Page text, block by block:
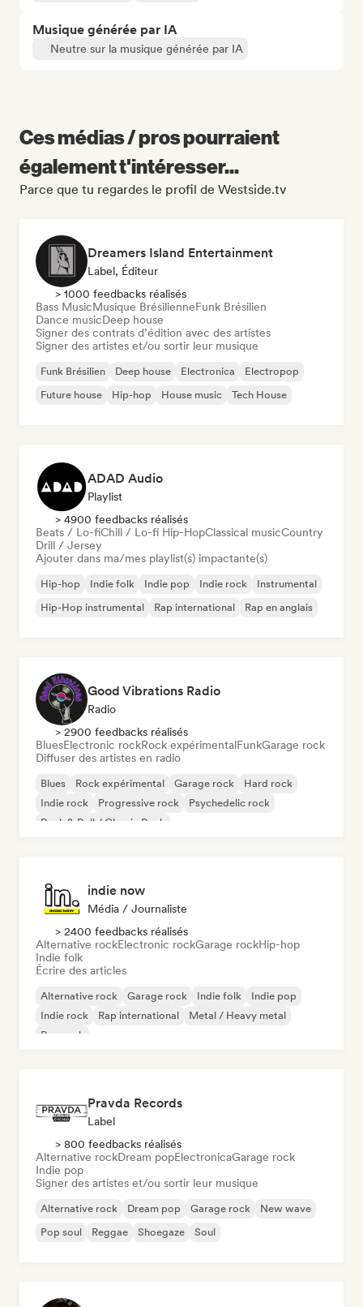
Musique générée par IA
Neutre sur la musique générée par IA
Ces médias / pros pourraient
également t'intéresser...
Parce que tu regardes le profil de Westside.tv
Dreamers Island Entertainment
Label, Éditeur
> 1000 feedbacks réalisés
Bass MusicMusique BrésilienneFunk Brésilien
Dance musicDeep house
Signer des contrats d’édition avec des artistes
Signer des artistes et/ou sortir leur musique
Funk Brésilien Deep house Electronica
Electropop
Future house
Hip-hop House music Tech House
ADAD Audio
Playlist
> 4900 feedbacks réalisés
Beats / Lo-fiChill / Lo-fi Hip-HopClassical musicCountry
Drill / Jersey
Ajouter dans ma/mes playlist(s) impactante(s)
Hip-hop Indie folk Indie pop Indie rock
Instrumental
Hip-Hop instrumental
Rap international Rap en anglais
Good Vibrations Radio
Radio
> 2900 feedbacks réalisés
BluesElectronic rockRock expérimentalFunkGarage rock
Diffuser des artistes en radio
Blues Rock expérimental Garage rock
Hard rock
Indie rock
Progressive rock
Psychedelic rock
Rock & Roll / Classic Rock
indie now
Média / Journaliste
> 2400 feedbacks réalisés
Alternative rockElectronic rockGarage rockHip-hop
Indie folk
Écrire des articles
Alternative rock Garage rock Indie folk
Indie pop
Indie rock
Rap international
Metal / Heavy metal
Pop rock
Pravda Records
Label
> 800 feedbacks réalisés
Alternative rockDream popElectronicaGarage rock
Indie pop
Signer des artistes et/ou sortir leur musique
Alternative rock Dream pop Garage rock
New wave
Pop soul
Reggae Shoegaze Soul